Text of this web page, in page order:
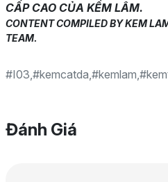
CẤP CAO CỦA KỀM LÂM.
CONTENT COMPILED BY KEM
TEAM.
#I03,#kemcatda,#kemlam,
Đánh Giá